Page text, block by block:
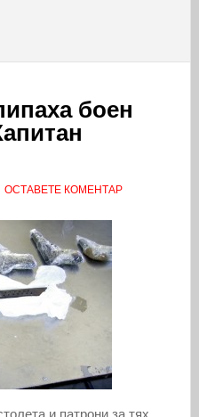
боен
ОСТАВЕТЕ КОМЕНТАР
и патрони за тях